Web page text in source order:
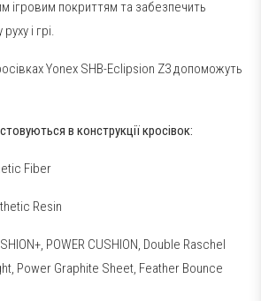
ігровим покриттям та забезпечить
і грі.
Yonex SHB-Eclipsion Z3 допоможуть
в конструкції кросівок:
Fiber
Resin
POWER CUSHION, Double Raschel
Power Graphite Sheet, Feather Bounce